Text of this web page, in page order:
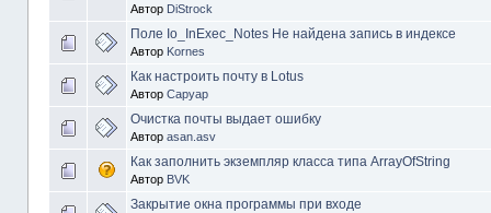
Автор DiStrock
Поле Io_InExec_Notes Не найдена запись в индексе
Автор Kornes
Как настроить почту в Lotus
Автор Саруар
Очистка почты выдает ошибку
Автор asan.asv
Как заполнить экземпляр класса типа ArrayOfString
Автор BVK
Закрытие окна программы при входе